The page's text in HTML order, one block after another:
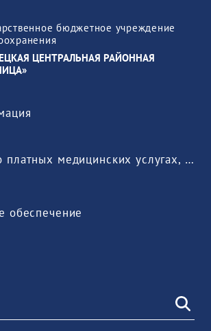
бюджетное учреждение
ЦЕНТРАЛЬНАЯ РАЙОННАЯ
Информация о платных медицинских услугах, предоставляемых медицинской организацией
обеспечение